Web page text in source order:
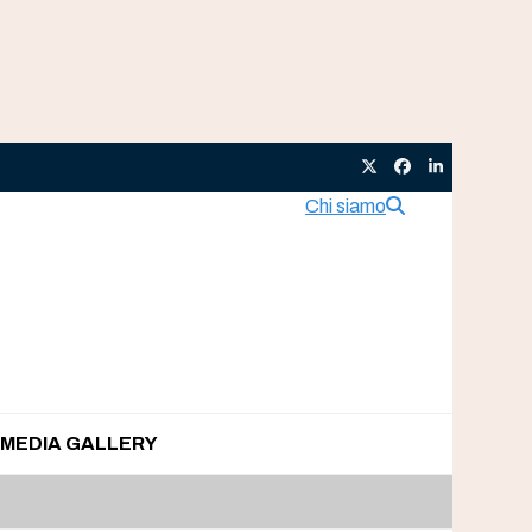
TwitterFacebook
LinkedIn
Chi siamo
MEDIA GALLERY